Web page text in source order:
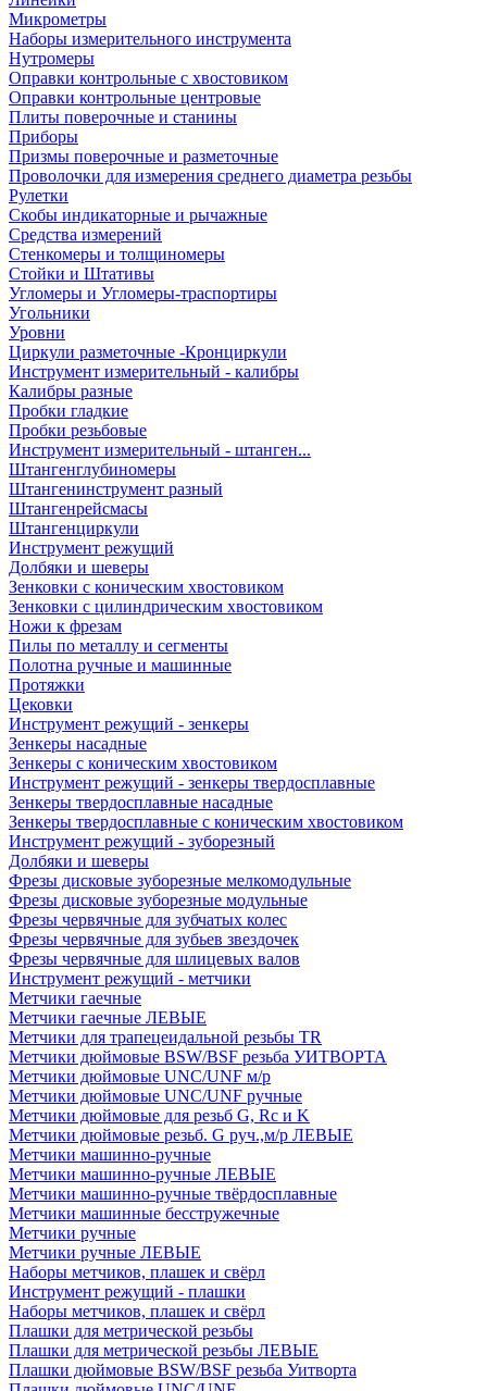
Микрометры
Наборы измерительного инструмента
Нутромеры
Оправки контрольные с хвостовиком
Оправки контрольные центровые
Плиты поверочные и станины
Приборы
Призмы поверочные и разметочные
Проволочки для измерения среднего диаметра резьбы
Рулетки
Скобы индикаторные и рычажные
Средства измерений
Стенкомеры и толщиномеры
Стойки и Штативы
Угломеры и Угломеры-траспортиры
Угольники
Уровни
Циркули разметочные -Кронциркули
Инструмент измерительный - калибры
Калибры разные
Пробки гладкие
Пробки резьбовые
Инструмент измерительный - штанген...
Штангенглубиномеры
Штангенинструмент разный
Штангенрейсмасы
Штангенциркули
Инструмент режущий
Долбяки и шеверы
Зенковки с коническим хвостовиком
Зенковки с цилиндрическим хвостовиком
Ножи к фрезам
Пилы по металлу и сегменты
Полотна ручные и машинные
Протяжки
Цековки
Инструмент режущий - зенкеры
Зенкеры насадные
Зенкеры с коническим хвостовиком
Инструмент режущий - зенкеры твердосплавные
Зенкеры твердосплавные насадные
Зенкеры твердосплавные с коническим хвостовиком
Инструмент режущий - зуборезный
Долбяки и шеверы
Фрезы дисковые зуборезные мелкомодульные
Фрезы дисковые зуборезные модульные
Фрезы червячные для зубчатых колес
Фрезы червячные для зубьев звездочек
Фрезы червячные для шлицевых валов
Инструмент режущий - метчики
Метчики гаечные
Метчики гаечные ЛЕВЫЕ
Метчики для трапецеидальной резьбы TR
Метчики дюймовые BSW/BSF резьба УИТВОРТА
Метчики дюймовые UNC/UNF м/р
Метчики дюймовые UNC/UNF ручные
Метчики дюймовые для резьб G, Rc и K
Метчики дюймовые резьб. G руч.,м/р ЛЕВЫЕ
Метчики машинно-ручные
Метчики машинно-ручные ЛЕВЫЕ
Метчики машинно-ручные твёрдосплавные
Метчики машинные бесстружечные
Метчики ручные
Метчики ручные ЛЕВЫЕ
Наборы метчиков, плашек и свёрл
Инструмент режущий - плашки
Наборы метчиков, плашек и свёрл
Плашки для метрической резьбы
Плашки для метрической резьбы ЛЕВЫЕ
Плашки дюймовые BSW/BSF резьба Уитворта